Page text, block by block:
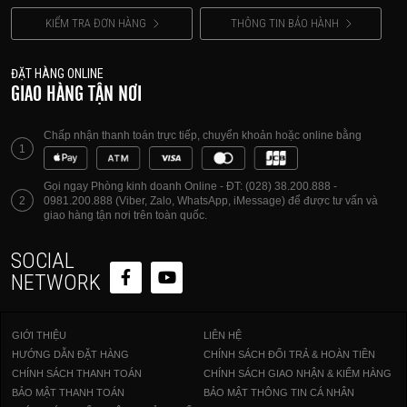
KIỂM TRA ĐƠN HÀNG THÔNG TIN BẢO HÀNH
ĐẶT HÀNG ONLINE
GIAO HÀNG TẬN NƠI
1
Chấp nhận thanh toán trực tiếp, chuyển khoản hoặc online bằng
2
Gọi ngay Phòng kinh doanh Online - ĐT: (028) 38.200.888 -
0981.200.888 (Viber, Zalo, WhatsApp, iMessage) để được tư vấn và
giao hàng tận nơi trên toàn quốc.
SOCIAL
NETWORK
GIỚI THIỆU
LIÊN HỆ
HƯỚNG DẪN ĐẶT HÀNG
CHÍNH SÁCH ĐỔI TRẢ & HOÀN TIỀN
CHÍNH SÁCH THANH TOÁN
CHÍNH SÁCH GIAO NHẬN & KIỂM HÀNG
BẢO MẬT THANH TOÁN
BẢO MẬT THÔNG TIN CÁ NHÂN